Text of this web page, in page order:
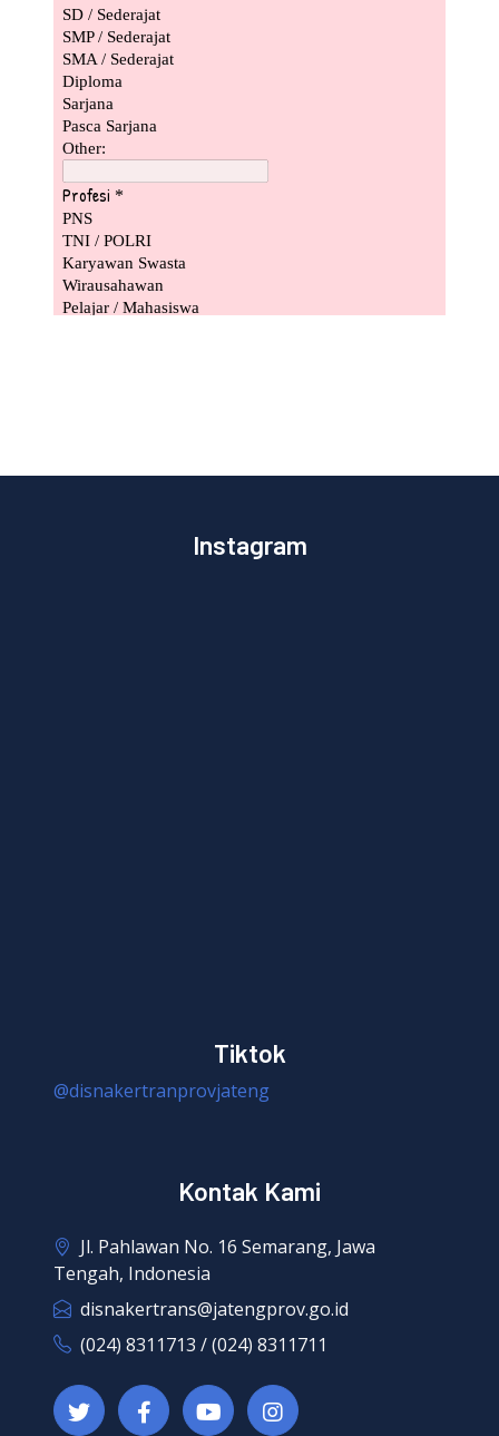
Instagram
Tiktok
@disnakertranprovjateng
Kontak Kami
Jl. Pahlawan No. 16 Semarang, Jawa
Tengah, Indonesia
disnakertrans@jatengprov.go.id
(024) 8311713 / (024) 8311711